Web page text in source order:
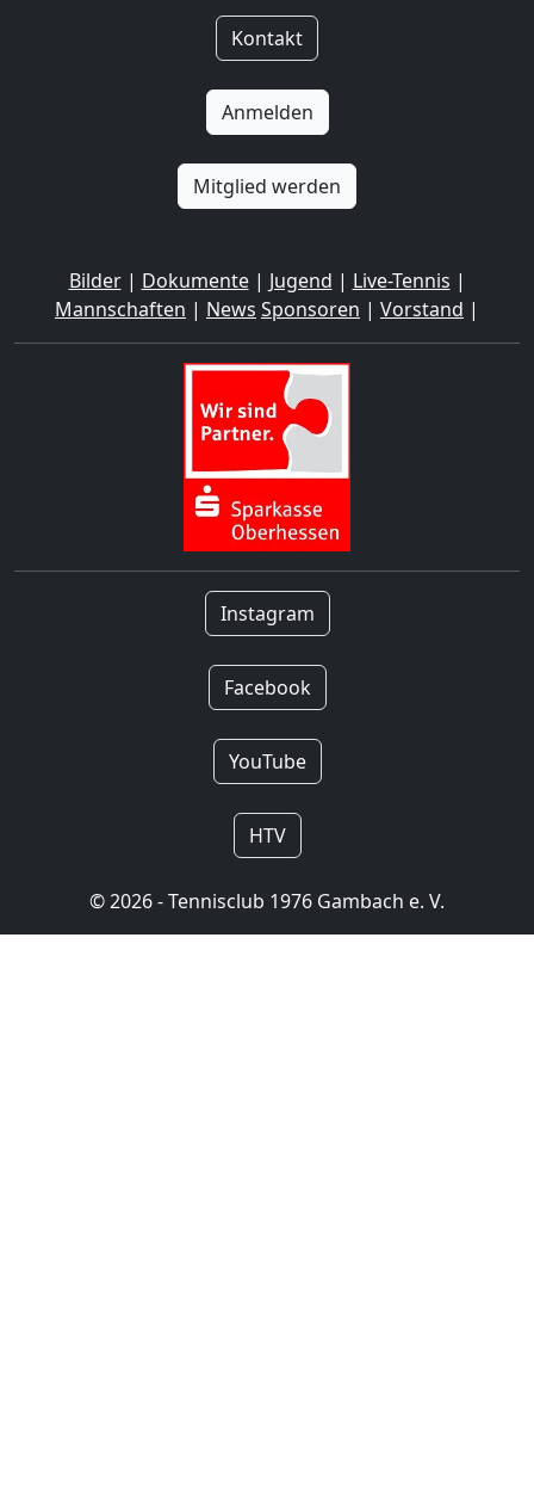
Kontakt
Anmelden
Mitglied werden
Bilder| Dokumente| Jugend | Live-Tennis |
Mannschaften | News Sponsoren | Vorstand |
Instagram
Facebook
YouTube
HTV
© 2026 - Tennisclub 1976 Gambach e. V.